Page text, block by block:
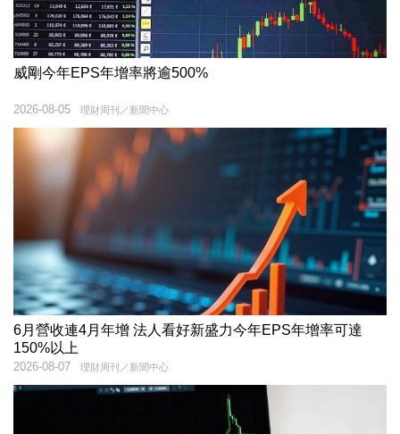
威剛今年EPS年增率將逾500%
理財周刊／新聞中心
2026-08-05
6月營收連4月年增 法人看好新盛力今年EPS年增率可達
150%以上
理財周刊／新聞中心
2026-08-07